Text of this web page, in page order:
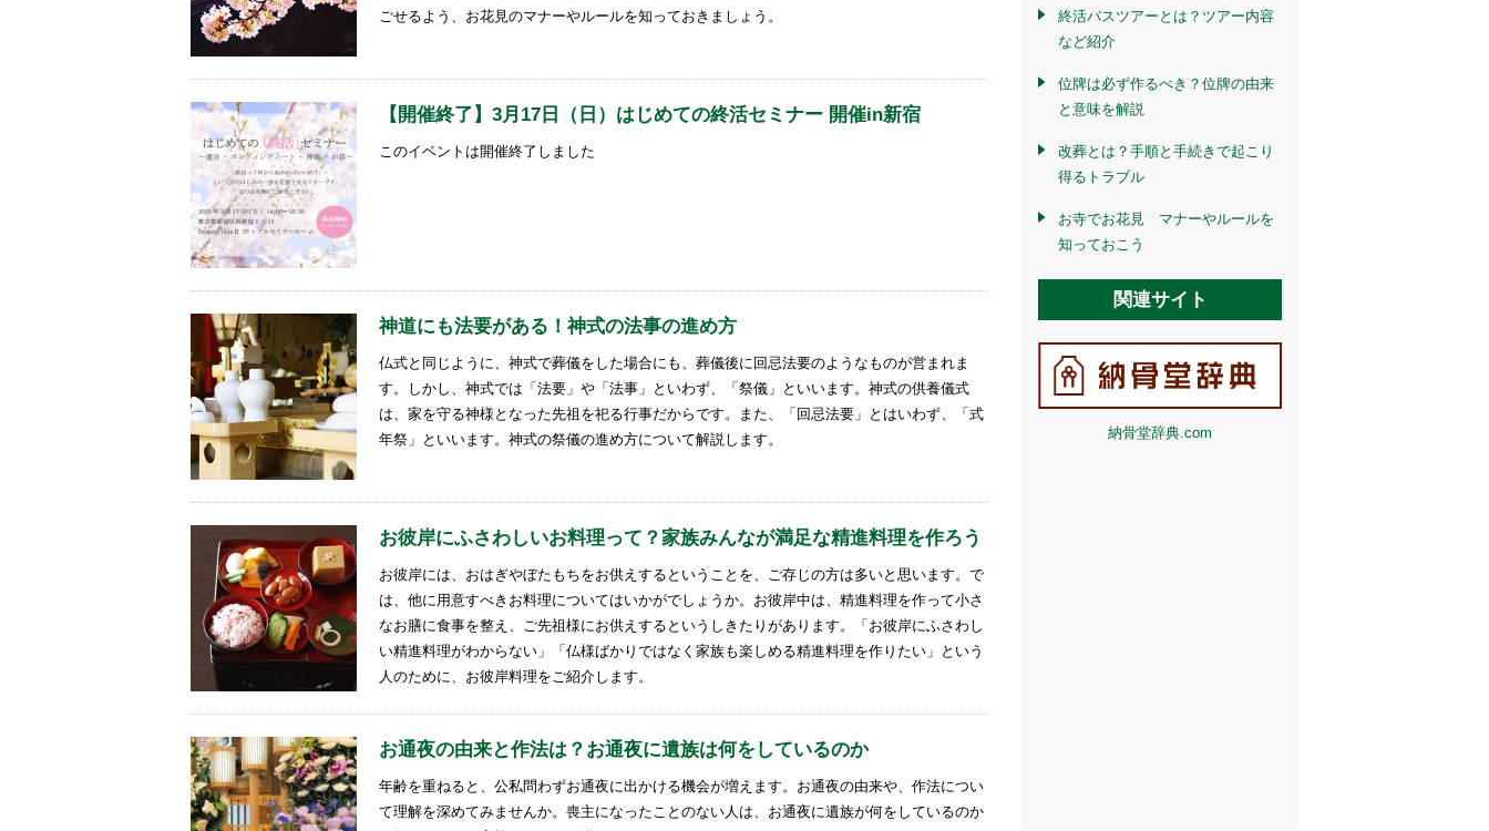
ごせるよう、お花見のマナーやルールを知っておきましょう。
【開催終了】3月17日（日）はじめての終活セミナー 開催in新宿
このイベントは開催終了しました
神道にも法要がある！神式の法事の進め方
仏式と同じように、神式で葬儀をした場合にも、葬儀後に回忌法要のようなものが営まれま
す。しかし、神式では「法要」や「法事」といわず、「祭儀」といいます。神式の供養儀式
は、家を守る神様となった先祖を祀る行事だからです。また、「回忌法要」とはいわず、「式
年祭」といいます。神式の祭儀の進め方について解説します。
お彼岸にふさわしいお料理って？家族みんなが満足な精進料理を作ろう
お彼岸には、おはぎやぼたもちをお供えするということを、ご存じの方は多いと思います。で
は、他に用意すべきお料理についてはいかがでしょうか。お彼岸中は、精進料理を作って小さ
なお膳に食事を整え、ご先祖様にお供えするというしきたりがあります。「お彼岸にふさわし
い精進料理がわからない」「仏様ばかりではなく家族も楽しめる精進料理を作りたい」という
人のために、お彼岸料理をご紹介します。
お通夜の由来と作法は？お通夜に遺族は何をしているのか
年齢を重ねると、公私問わずお通夜に出かける機会が増えます。お通夜の由来や、作法につい
て理解を深めてみませんか。喪主になったことのない人は、お通夜に遺族が何をしているのか
終活バスツアーとは？ツアー内容
など紹介
位牌は必ず作るべき？位牌の由来
と意味を解説
改葬とは？手順と手続きで起こり
得るトラブル
お寺でお花見 マナーやルールを
知っておこう
関連サイト
納骨堂辞典.com